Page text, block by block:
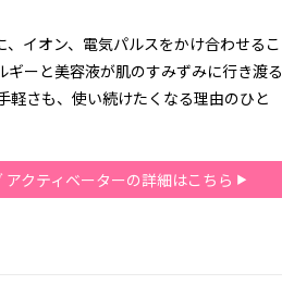
イオン、電気パルスをかけ合わせるこ
ーと美容液が肌のすみずみに行き渡る
軽さも、使い続けたくなる理由のひと
クティベーターの詳細はこちら